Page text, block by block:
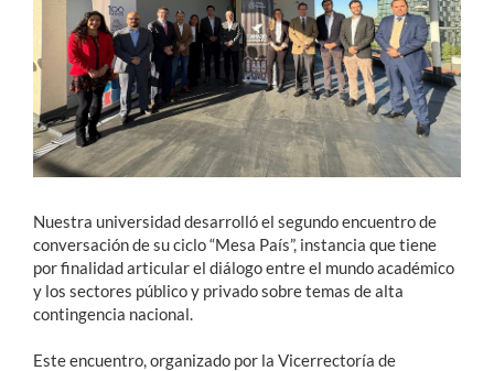
Funcionarios
Alumni
English
Nuestra universidad desarrolló el segundo encuentro de
conversación de su ciclo “Mesa País”, instancia que tiene
por finalidad articular el diálogo entre el mundo académico
y los sectores público y privado sobre temas de alta
contingencia nacional.
Este encuentro, organizado por la Vicerrectoría de